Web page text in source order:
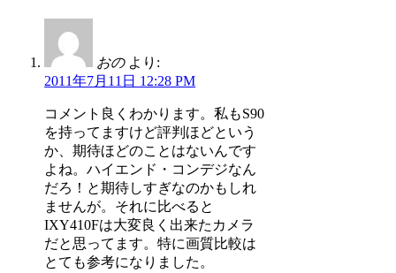
おの より:
2011年7月11日 12:28 PM
コメント良くわかります。私もS90
を持ってますけど評判ほどという
か、期待ほどのことはないんです
よね。ハイエンド・コンデジなん
だろ！と期待しすぎなのかもしれ
ませんが。それに比べると
IXY410Fは大変良く出来たカメラ
だと思ってます。特に画質比較は
とても参考になりました。